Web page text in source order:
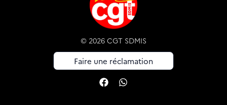
© 2026 CGT SDMIS
Faire une réclamation